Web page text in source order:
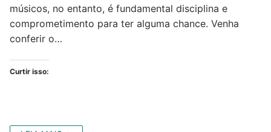
músicos, no entanto, é fundamental disciplina e
comprometimento para ter alguma chance. Venha
conferir o…
Curtir isso: